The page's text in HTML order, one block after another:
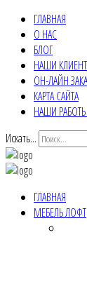
ГЛАВНАЯ
О НАС
БЛОГ
НАШИ
ОН-ЛАЙН
КАРТА САЙТА
НАШИ РАБОТЫ
Искать...
ГЛАВНАЯ
МЕБЕЛЬ ЛОФТ